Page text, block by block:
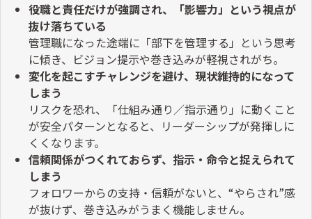
役職と責任だけが強調され、「影響力」という視点が
抜け落ちている
管理職になった途端に「部下を管理する」という思考
に傾き、ビジョン提示や巻き込みが軽視されがち。
変化を起こすチャレンジを避け、現状維持的になって
しまう
リスクを恐れ、「仕組み通り／指示通り」に動くこと
が安全パターンとなると、リーダーシップが発揮しに
くくなります。
信頼関係がつくれておらず、指示・命令と捉えられて
しまう
フォロワーからの支持・信頼がないと、 “やらされ”感
が抜けず、巻き込みがうまく機能しません。